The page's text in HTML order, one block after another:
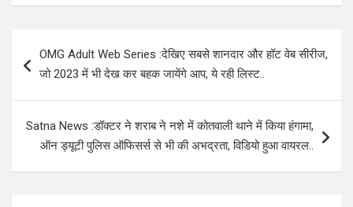
navigation
OMG Adult Web Series :देखिए सबसे शानदार और हॉट वेब सीरीज,
जो 2023 में भी देख कर बहक जायेंगे आप, ये रही लिस्ट..
Satna News :डॉक्टर ने शराब ने नशे में कोतवाली थाने में किया हंगामा,
ऑन ड्यूटी पुलिस ऑफिसर्स से भी की अभद्रता, विडियो हुआ वायरल..